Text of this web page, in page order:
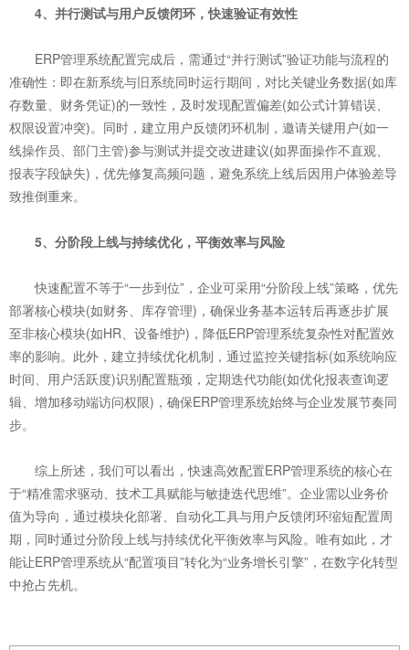
4、并行测试与用户反馈闭环，快速验证有效性
ERP管理系统配置完成后，需通过“并行测试”验证功能与流程的
准确性：即在新系统与旧系统同时运行期间，对比关键业务数据(如库
存数量、财务凭证)的一致性，及时发现配置偏差(如公式计算错误、
权限设置冲突)。同时，建立用户反馈闭环机制，邀请关键用户(如一
线操作员、部门主管)参与测试并提交改进建议(如界面操作不直观、
报表字段缺失)，优先修复高频问题，避免系统上线后因用户体验差导
致推倒重来。
5、分阶段上线与持续优化，平衡效率与风险
快速配置不等于“一步到位”，企业可采用“分阶段上线”策略，优先
部署核心模块(如财务、库存管理)，确保业务基本运转后再逐步扩展
至非核心模块(如HR、设备维护)，降低ERP管理系统复杂性对配置效
率的影响。此外，建立持续优化机制，通过监控关键指标(如系统响应
时间、用户活跃度)识别配置瓶颈，定期迭代功能(如优化报表查询逻
辑、增加移动端访问权限)，确保ERP管理系统始终与企业发展节奏同
步。
综上所述，我们可以看出，快速高效配置ERP管理系统的核心在
于“精准需求驱动、技术工具赋能与敏捷迭代思维”。企业需以业务价
值为导向，通过模块化部署、自动化工具与用户反馈闭环缩短配置周
期，同时通过分阶段上线与持续优化平衡效率与风险。唯有如此，才
能让ERP管理系统从“配置项目”转化为“业务增长引擎”，在数字化转型
中抢占先机。